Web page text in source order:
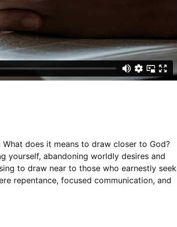
What does it means to draw closer to God?
yourself, abandoning worldly desires and
to draw near to those who earnestly seek
repentance, focused communication, and